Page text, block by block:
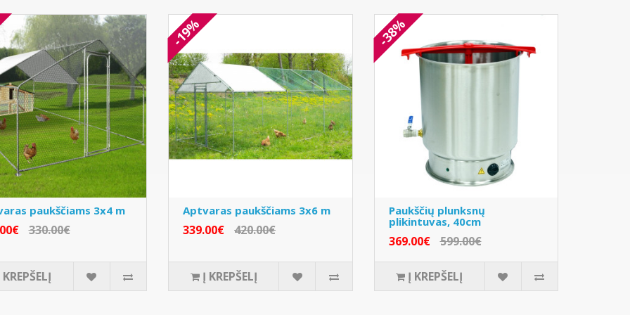
paukščiams 3x4 m
330.00€
-19%
Aptvaras paukščiams 3x6 m
339.00€ 420.00€
Į KREPŠELĮ
-38%
Paukščių plunksnų
plikintuvas, 40cm
369.00€ 599.00€
Į KREPŠELĮ